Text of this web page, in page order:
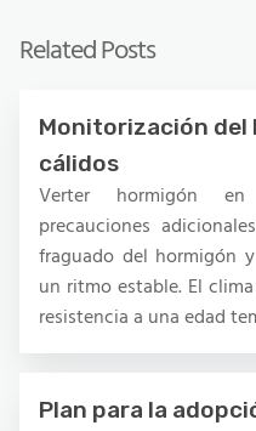
Related Posts
Monitorización del
cálidos
Verter hormigón
precauciones
fraguado del hormigón
un ritmo estable. El
resistencia a una edad
Plan para la